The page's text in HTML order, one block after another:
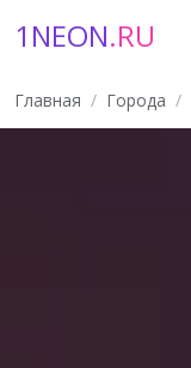
1NEON.RU
Главная Города